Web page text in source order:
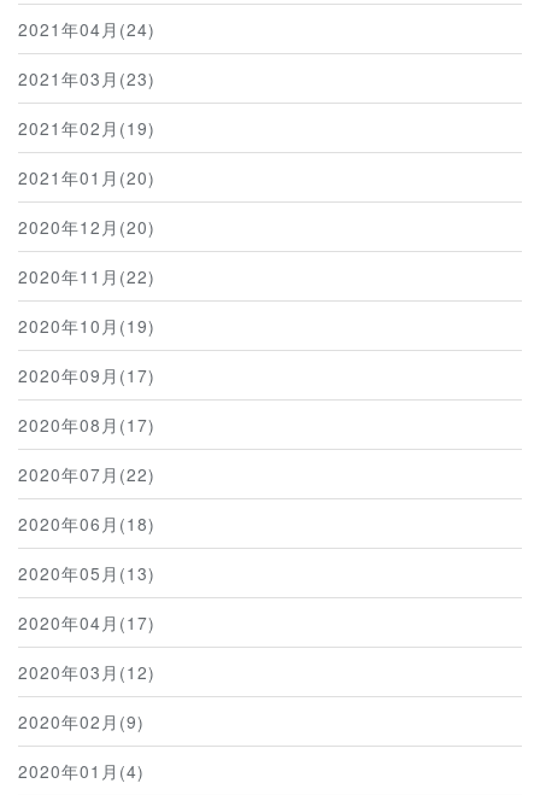
2021年04月(24)
2021年03月(23)
2021年02月(19)
2021年01月(20)
2020年12月(20)
2020年11月(22)
2020年10月(19)
2020年09月(17)
2020年08月(17)
2020年07月(22)
2020年06月(18)
2020年05月(13)
2020年04月(17)
2020年03月(12)
2020年02月(9)
2020年01月(4)